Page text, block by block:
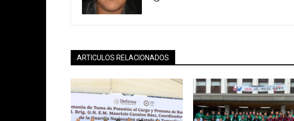
ARTICULOS RELACIONADOS